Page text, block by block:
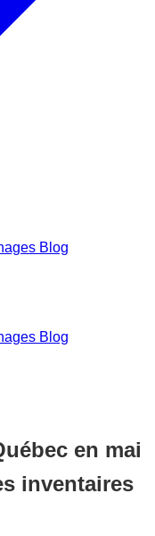
Blog
Blog
en mai
inventaires